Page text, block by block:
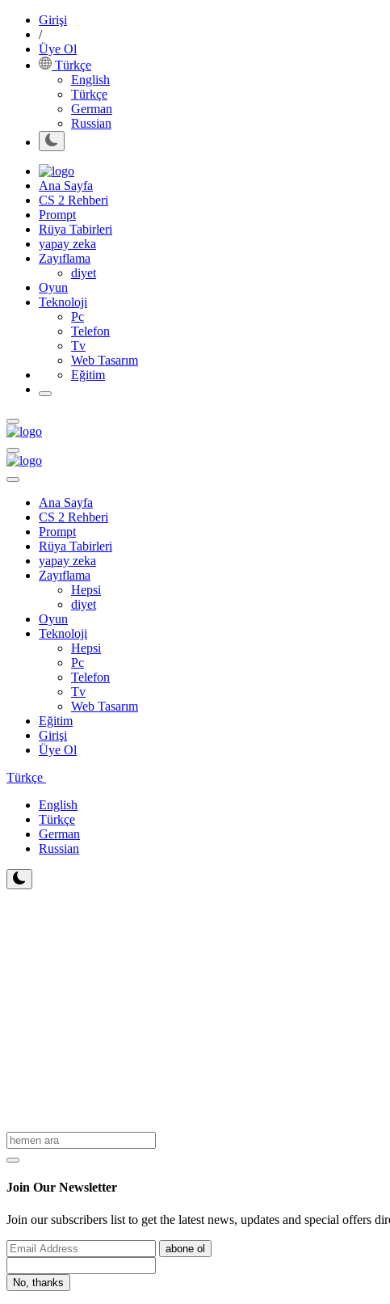
Girişi
/
Üye Ol
Türkçe
English
Türkçe
German
Russian
Ana Sayfa
CS 2 Rehberi
Prompt
Rüya Tabirleri
yapay zeka
Zayıflama
diyet
Oyun
Teknoloji
Pc
Telefon
Tv
Web Tasarım
Eğitim
Ana Sayfa
CS 2 Rehberi
Prompt
Rüya Tabirleri
yapay zeka
Zayıflama
Hepsi
diyet
Oyun
Teknoloji
Hepsi
Pc
Telefon
Tv
Web Tasarım
Eğitim
Girişi
Üye Ol
Türkçe
English
Türkçe
German
Russian
Join Our Newsletter
Join our subscribers list to get the latest news, updates and special offers
abone ol
No, thanks